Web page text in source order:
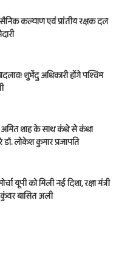
कल्याण एवं प्रांतीय रक्षक दल
शुभेंदु अधिकारी होंगे पश्चिम
अमित शाह के साथ कंधे से कंधा
लोकेश कुमार प्रजापति
यूपी को मिली नई दिशा, रक्षा मंत्री
बासित अली